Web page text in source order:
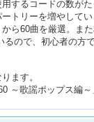
するコードの数が
トリーを増やして
ら60曲を厳選。ま
ので、初心者の方
ます。
～歌謡ポップス編